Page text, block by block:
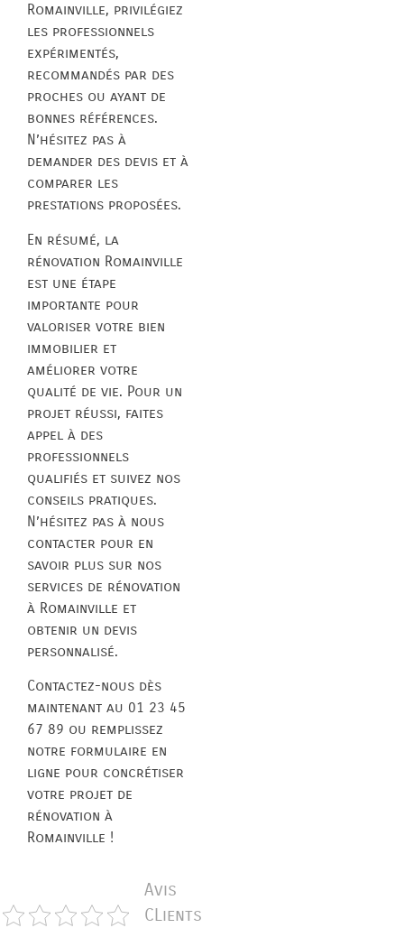
Romainville, privilégiez
les professionnels
expérimentés,
recommandés par des
proches ou ayant de
bonnes références.
N’hésitez pas à
demander des devis et à
comparer les
prestations proposées.
En résumé, la
rénovation Romainville
est une étape
importante pour
valoriser votre bien
immobilier et
améliorer votre
qualité de vie. Pour un
projet réussi, faites
appel à des
professionnels
qualifiés et suivez nos
conseils pratiques.
N’hésitez pas à nous
contacter pour en
savoir plus sur nos
services de rénovation
à Romainville et
obtenir un devis
personnalisé.
Contactez-nous dès
maintenant au 01 23 45
67 89 ou remplissez
notre formulaire en
ligne pour concrétiser
votre projet de
rénovation à
Romainville !
Avis
CLients